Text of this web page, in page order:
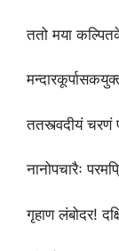
ततो मया
ततस्त्वदीयं चरणं
नानोपचारैः
गृहाण लंबोदर!